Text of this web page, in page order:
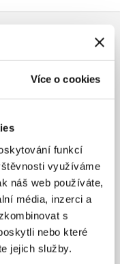
Více o cookies
funkcí
využíváme
náš web používáte,
média, inzerci a
s
nebo které
jejich služby.
kohout pro
kohout pro
vodovodní systémy.
pro expanzní
kohoutem. Pro